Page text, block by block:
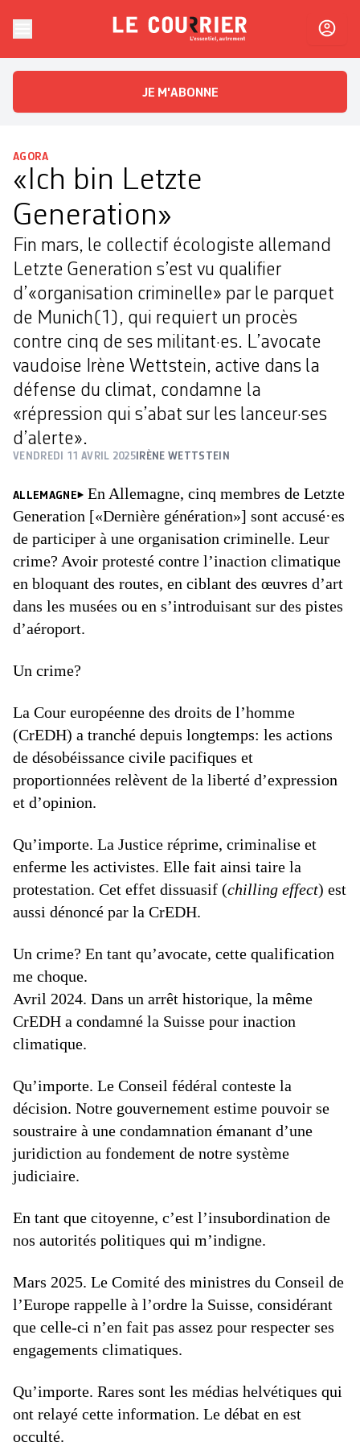
Le CourrierL'essentiel, autrement
JE M'ABONNE
AGORA
«Ich bin Letzte
Generation»
Fin mars, le collectif écologiste allemand
Letzte Generation s’est vu qualifier
d’«organisation criminelle» par le parquet
de Munich(1), qui requiert un procès
contre cinq de ses militant·es. L’avocate
vaudoise Irène Wettstein, active dans la
défense du climat, condamne la
«répression qui s’abat sur les lanceur·ses
d’alerte».
VENDREDI 11 AVRIL 2025 IRÈNE WETTSTEIN
ALLEMAGNE
En Allemagne, cinq membres de Letzte
Generation [«Dernière génération»] sont accusé·es
de participer à une organisation criminelle. Leur
crime? Avoir protesté contre l’inaction climatique
en bloquant des routes, en ciblant des œuvres d’art
dans les musées ou en s’introduisant sur des pistes
d’aéroport.
Un crime?
La Cour européenne des droits de l’homme
(CrEDH) a tranché depuis longtemps: les actions
de désobéissance civile pacifiques et
proportionnées relèvent de la liberté d’expression
et d’opinion.
Qu’importe. La Justice réprime, criminalise et
enferme les activistes. Elle fait ainsi taire la
protestation. Cet effet dissuasif (chilling effect) est
aussi dénoncé par la CrEDH.
Un crime? En tant qu’avocate, cette qualification
me choque.
Avril 2024. Dans un arrêt historique, la même
CrEDH a condamné la Suisse pour inaction
climatique.
Qu’importe. Le Conseil fédéral conteste la
décision. Notre gouvernement estime pouvoir se
soustraire à une condamnation émanant d’une
juridiction au fondement de notre système
judiciaire.
En tant que citoyenne, c’est l’insubordination de
nos autorités politiques qui m’indigne.
Mars 2025. Le Comité des ministres du Conseil de
l’Europe rappelle à l’ordre la Suisse, considérant
que celle-ci n’en fait pas assez pour respecter ses
engagements climatiques.
Qu’importe. Rares sont les médias helvétiques qui
ont relayé cette information. Le débat en est
occulté.